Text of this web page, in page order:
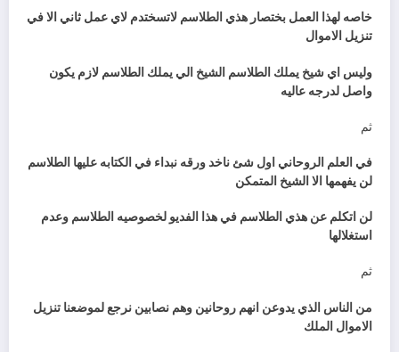
خاصه لهذا العمل بختصار هذي الطلاسم لاتسختدم لاي عمل ثاني الا في
تنزيل الاموال
وليس اي شيخ يملك الطلاسم الشيخ الي يملك الطلاسم لازم يكون
واصل لدرجه عاليه
ثم
في العلم الروحاني اول شئ ناخد ورقه نبداء في الكتابه عليها الطلاسم
لن يفهمها الا الشيخ المتمكن
لن اتكلم عن هذي الطلاسم في هذا الفديو لخصوصيه الطلاسم وعدم
استغلالها
ثم
من الناس الذي يدوعن انهم روحانين وهم نصابين نرجع لموضعنا تنزيل
الاموال الملك